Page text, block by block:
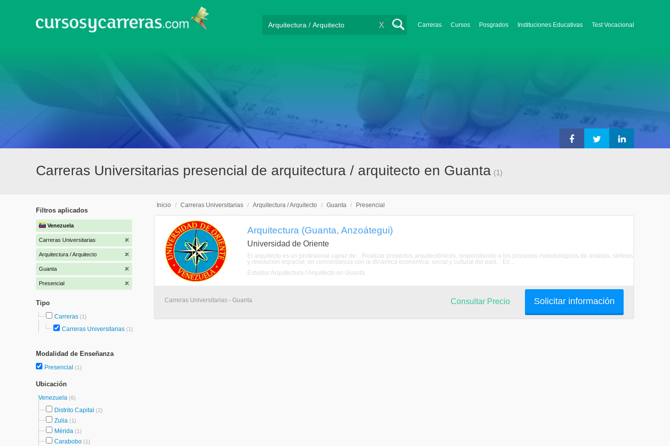
Carreras Cursos Posgrados Instituciones Educativas Test Vocacional
X
Carreras Universitarias presencial de arquitectura / arquitecto en Guanta (1)
Filtros aplicados
Venezuela
Carreras Universitarias
Arquitectura / Arquitecto
Guanta
Presencial
Tipo
Carreras (1)
Carreras Universitarias (1)
Modalidad de Enseñanza
Presencial (1)
Ubicación
Venezuela (6)
Distrito Capital (2)
Zulia (1)
Mérida (1)
Carabobo (1)
Inicio / Carreras Universitarias / Arquitectura / Arquitecto / Guanta / Presencial
Arquitectura (Guanta, Anzoátegui)
Universidad de Oriente
El arquitecto es un profesional capaz de: . Realizar proyectos arquitectónicos, respondiendo a los procesos metodológicos de análisis, síntesis
y resolución espacial, en concordancia con la dinámica económica, social y cultural del país. . Es ...
Estudiar Arquitectura / Arquitecto en Guanta
Carreras Universitarias - Guanta Solicitar información
Consultar Precio